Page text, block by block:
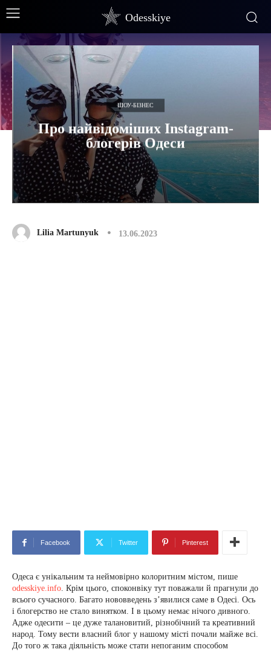
Odesskiye
ШОУ-БІЗНЕС
Про найвідоміших Instagram-
блогерів Одеси
Lilia Martunyuk 13.06.2023
Facebook Twitter Pinterest
Одеса є унікальним та неймовірно колоритним містом, пише
odesskiye.info. Крім цього, споконвіку тут поважали й прагнули до
всього сучасного. Багато нововведень з’явилися саме в Одесі. Ось
і блогерство не стало винятком. І в цьому немає нічого дивного.
Адже одесити – це дуже талановитий, різнобічний та креативний
народ. Тому вести власний блог у нашому місті почали майже всі.
До того ж така діяльність може стати непоганим способом